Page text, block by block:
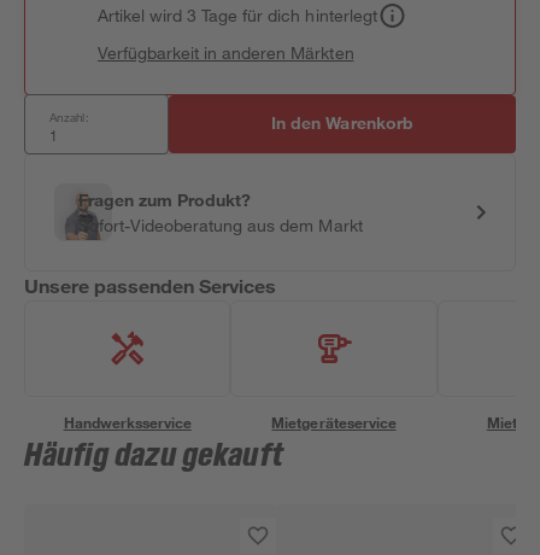
Artikel wird 3 Tage für dich hinterlegt
Verfügbarkeit in anderen Märkten
Anzahl: In den Warenkorb
Fragen zum Produkt?
Sofort-Videoberatung aus dem Markt
Unsere passenden Services
Handwerksservice Mietgeräteservice
Häufig dazu gekauft